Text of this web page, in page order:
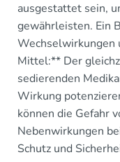
ausgestattet sein,
gewährleisten. Ein
Wechselwirkungen
Mittel:** Der
sedierenden
Wirkung
können die Gefahr
Nebenwirkungen
Schutz und